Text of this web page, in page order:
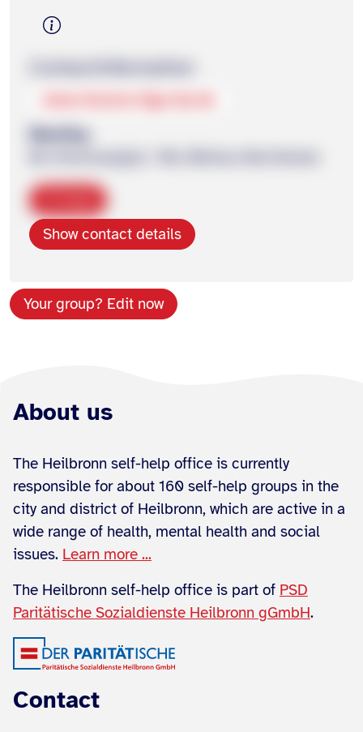
Show contact details
Your group? Edit now
About us
The Heilbronn self-help office is currently
responsible for about 160 self-help groups in the
city and district of Heilbronn, which are active in a
wide range of health, mental health and social
issues. Learn more ...
The Heilbronn self-help office is part of PSD
Paritätische Sozialdienste Heilbronn gGmbH.
Contact